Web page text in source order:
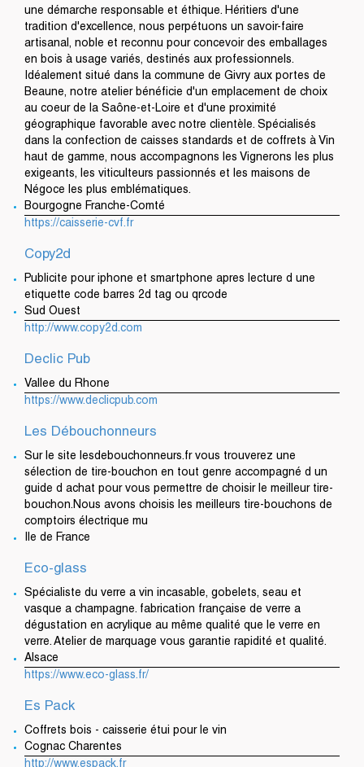
une démarche responsable et éthique. Héritiers d'une
tradition d'excellence, nous perpétuons un savoir-faire
artisanal, noble et reconnu pour concevoir des emballages
en bois à usage variés, destinés aux professionnels.
Idéalement situé dans la commune de Givry aux portes de
Beaune, notre atelier bénéficie d'un emplacement de choix
au coeur de la Saône-et-Loire et d'une proximité
géographique favorable avec notre clientèle. Spécialisés
dans la confection de caisses standards et de coffrets à Vin
haut de gamme, nous accompagnons les Vignerons les plus
exigeants, les viticulteurs passionnés et les maisons de
Négoce les plus emblématiques.
Bourgogne Franche-Comté
https://caisserie-cvf.fr
Copy2d
Publicite pour iphone et smartphone apres lecture d une
etiquette code barres 2d tag ou qrcode
Sud Ouest
http://www.copy2d.com
Declic Pub
Vallee du Rhone
https://www.declicpub.com
Les Débouchonneurs
Sur le site lesdebouchonneurs.fr vous trouverez une
sélection de tire-bouchon en tout genre accompagné d un
guide d achat pour vous permettre de choisir le meilleur tire-
bouchon.Nous avons choisis les meilleurs tire-bouchons de
comptoirs électrique mu
Ile de France
Eco-glass
Spécialiste du verre a vin incasable, gobelets, seau et
vasque a champagne. fabrication française de verre a
dégustation en acrylique au même qualité que le verre en
verre. Atelier de marquage vous garantie rapidité et qualité.
Alsace
https://www.eco-glass.fr/
Es Pack
Coffrets bois - caisserie étui pour le vin
Cognac Charentes
http://www.espack.fr